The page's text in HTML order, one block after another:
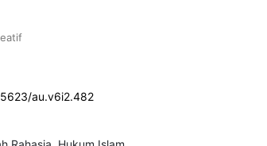
au.v6i2.482